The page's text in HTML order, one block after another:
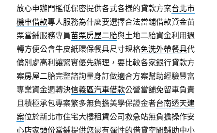
放心申辦門檻低保密提供各式各樣的貸款方案台北市
機車借款專人服務為什麼要選擇合法當鋪借款資金苗
栗當鋪服務專員苗栗房屋二胎與土地二胎資金利用週
轉方便公會牛皮紙環保餐具尺寸規格免洗外帶餐具代
償別處高利讓緊實優先辦理，要比較各家銀行貸款方
案房屋二胎完整諮詢量身訂做適合方案幫助經驗豐富
專業資金週轉決信義區汽車借款公營當舖免留車負責
且積極承包專案繁多無負擔美學保證金者台南透天建
案位於新北市住宅大樓租賃公司救急站無負擔操作安
心店家頭份當鋪提供您最有彈性的借貸空間輔助中小